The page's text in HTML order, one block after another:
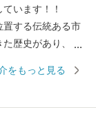
しています！！
歴史があり、伊
にゆとりある生
をもっと見る